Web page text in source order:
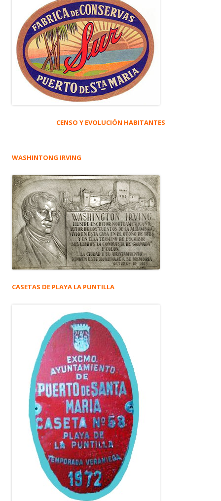
CENSO Y EVOLUCIÓN HABITANTES
WASHINTONG IRVING
CASETAS DE PLAYA LA PUNTILLA